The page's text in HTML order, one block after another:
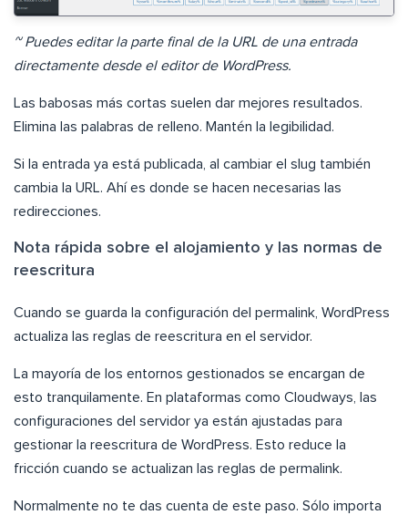
~ Puedes editar la parte final de la URL de una entrada
directamente desde el editor de WordPress.
Las babosas más cortas suelen dar mejores resultados.
Elimina las palabras de relleno. Mantén la legibilidad.
Si la entrada ya está publicada, al cambiar el slug también
cambia la URL. Ahí es donde se hacen necesarias las
redirecciones.
Nota rápida sobre el alojamiento y las normas de
reescritura
Cuando se guarda la configuración del permalink, WordPress
actualiza las reglas de reescritura en el servidor.
La mayoría de los entornos gestionados se encargan de
esto tranquilamente. En plataformas como Cloudways, las
configuraciones del servidor ya están ajustadas para
gestionar la reescritura de WordPress. Esto reduce la
fricción cuando se actualizan las reglas de permalink.
Normalmente no te das cuenta de este paso. Sólo importa